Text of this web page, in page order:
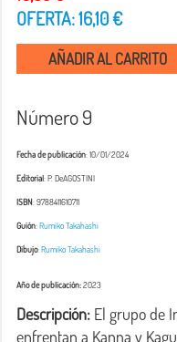
OFERTA: 16,10 €
AÑADIR AL CARRITO
Número 9
Fecha de publicación: 10/01/2024
Editorial: P. DeAGOSTINI
ISBN: 9788411610711
Guión:Rumiko Takahashi
Dibujo:Rumiko Takahashi
Año de publicación:2023
Descripción: El grupo de
enfrentan a Kanna y